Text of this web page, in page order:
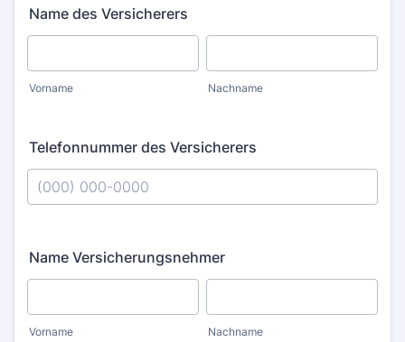
Name des Versicherers
Vorname Nachname
Telefonnummer des Versicherers
Name Versicherungsnehmer
Vorname Nachname